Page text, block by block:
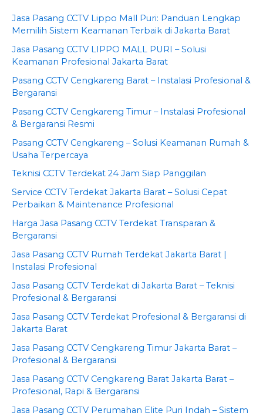
Jasa Pasang CCTV Lippo Mall Puri: Panduan Lengkap
Memilih Sistem Keamanan Terbaik di Jakarta Barat
Jasa Pasang CCTV LIPPO MALL PURI – Solusi
Keamanan Profesional Jakarta Barat
Pasang CCTV Cengkareng Barat – Instalasi Profesional &
Bergaransi
Pasang CCTV Cengkareng Timur – Instalasi Profesional
& Bergaransi Resmi
Pasang CCTV Cengkareng – Solusi Keamanan Rumah &
Usaha Terpercaya
Teknisi CCTV Terdekat 24 Jam Siap Panggilan
Service CCTV Terdekat Jakarta Barat – Solusi Cepat
Perbaikan & Maintenance Profesional
Harga Jasa Pasang CCTV Terdekat Transparan &
Bergaransi
Jasa Pasang CCTV Rumah Terdekat Jakarta Barat |
Instalasi Profesional
Jasa Pasang CCTV Terdekat di Jakarta Barat – Teknisi
Profesional & Bergaransi
Jasa Pasang CCTV Terdekat Profesional & Bergaransi di
Jakarta Barat
Jasa Pasang CCTV Cengkareng Timur Jakarta Barat –
Profesional & Bergaransi
Jasa Pasang CCTV Cengkareng Barat Jakarta Barat –
Profesional, Rapi & Bergaransi
Jasa Pasang CCTV Perumahan Elite Puri Indah – Sistem